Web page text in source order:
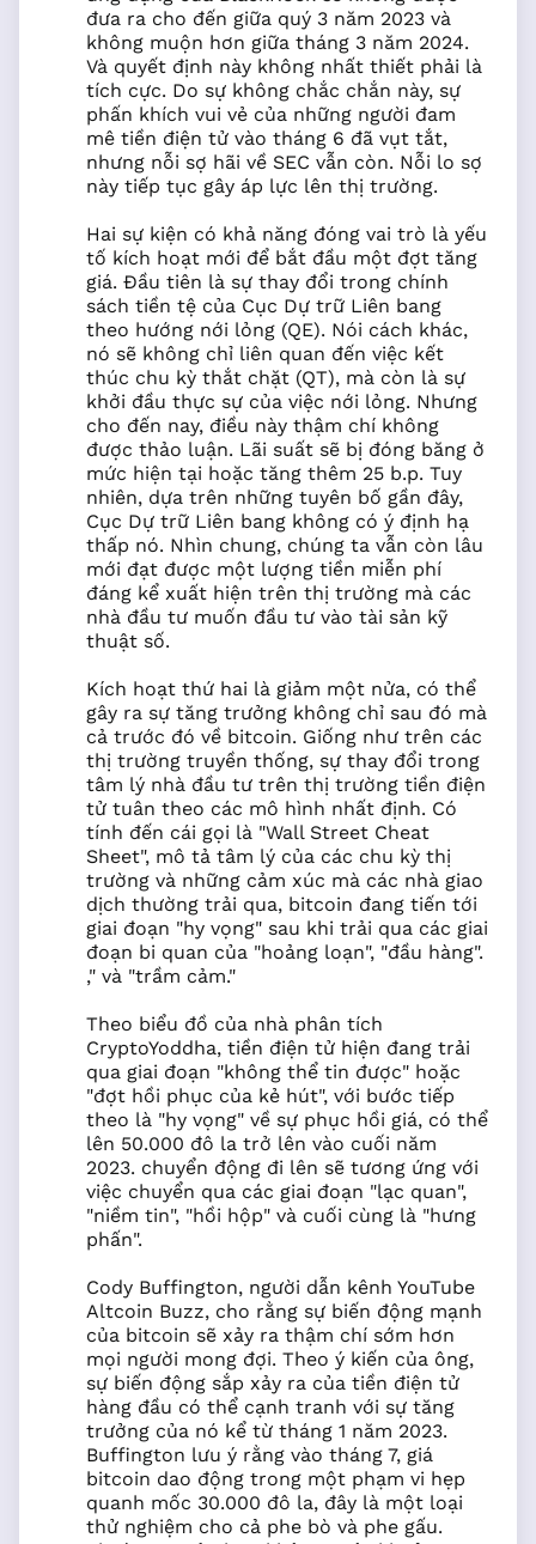
đưa ra cho đến giữa quý 3 năm 2023 và
không muộn hơn giữa tháng 3 năm 2024.
Và quyết định này không nhất thiết phải là
tích cực. Do sự không chắc chắn này, sự
phấn khích vui vẻ của những người đam
mê tiền điện tử vào tháng 6 đã vụt tắt,
nhưng nỗi sợ hãi về SEC vẫn còn. Nỗi lo sợ
này tiếp tục gây áp lực lên thị trường.
Hai sự kiện có khả năng đóng vai trò là yếu
tố kích hoạt mới để bắt đầu một đợt tăng
giá. Đầu tiên là sự thay đổi trong chính
sách tiền tệ của Cục Dự trữ Liên bang
theo hướng nới lỏng (QE). Nói cách khác,
nó sẽ không chỉ liên quan đến việc kết
thúc chu kỳ thắt chặt (QT), mà còn là sự
khởi đầu thực sự của việc nới lỏng. Nhưng
cho đến nay, điều này thậm chí không
được thảo luận. Lãi suất sẽ bị đóng băng ở
mức hiện tại hoặc tăng thêm 25 b.p. Tuy
nhiên, dựa trên những tuyên bố gần đây,
Cục Dự trữ Liên bang không có ý định hạ
thấp nó. Nhìn chung, chúng ta vẫn còn lâu
mới đạt được một lượng tiền miễn phí
đáng kể xuất hiện trên thị trường mà các
nhà đầu tư muốn đầu tư vào tài sản kỹ
thuật số.
Kích hoạt thứ hai là giảm một nửa, có thể
gây ra sự tăng trưởng không chỉ sau đó mà
cả trước đó về bitcoin. Giống như trên các
thị trường truyền thống, sự thay đổi trong
tâm lý nhà đầu tư trên thị trường tiền điện
tử tuân theo các mô hình nhất định. Có
tính đến cái gọi là "Wall Street Cheat
Sheet", mô tả tâm lý của các chu kỳ thị
trường và những cảm xúc mà các nhà giao
dịch thường trải qua, bitcoin đang tiến tới
giai đoạn "hy vọng" sau khi trải qua các giai
đoạn bi quan của "hoảng loạn", "đầu hàng".
," và "trầm cảm."
Theo biểu đồ của nhà phân tích
CryptoYoddha, tiền điện tử hiện đang trải
qua giai đoạn "không thể tin được" hoặc
"đợt hồi phục của kẻ hút", với bước tiếp
theo là "hy vọng" về sự phục hồi giá, có thể
lên 50.000 đô la trở lên vào cuối năm
2023. chuyển động đi lên sẽ tương ứng với
việc chuyển qua các giai đoạn "lạc quan",
"niềm tin", "hồi hộp" và cuối cùng là "hưng
phấn".
Cody Buffington, người dẫn kênh YouTube
Altcoin Buzz, cho rằng sự biến động mạnh
của bitcoin sẽ xảy ra thậm chí sớm hơn
mọi người mong đợi. Theo ý kiến của ông,
sự biến động sắp xảy ra của tiền điện tử
hàng đầu có thể cạnh tranh với sự tăng
trưởng của nó kể từ tháng 1 năm 2023.
Buffington lưu ý rằng vào tháng 7, giá
bitcoin dao động trong một phạm vi hẹp
quanh mốc 30.000 đô la, đây là một loại
thử nghiệm cho cả phe bò và phe gấu.